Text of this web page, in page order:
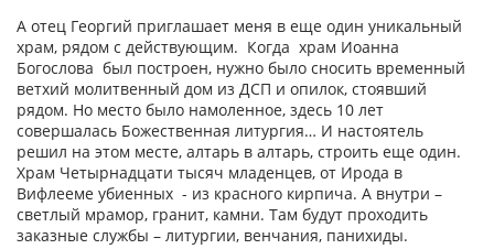
А отец Георгий приглашает меня в еще один уникальный
храм, рядом с действующим. Когда храм Иоанна
Богослова был построен, нужно было сносить временный
ветхий молитвенный дом из ДСП и опилок, стоявший
рядом. Но место было намоленное, здесь 10 лет
совершалась Божественная литургия… И настоятель
решил на этом месте, алтарь в алтарь, строить еще один.
Храм Четырнадцати тысяч младенцев, от Ирода в
Вифлееме убиенных - из красного кирпича. А внутри –
светлый мрамор, гранит, камни. Там будут проходить
заказные службы – литургии, венчания, панихиды.